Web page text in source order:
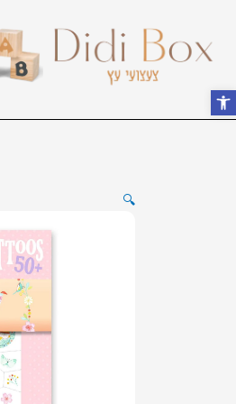
🔍
פתח סרגל נגישות